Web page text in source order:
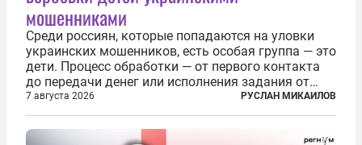
мошенниками
Среди россиян, которые попадаются на уловки
украинских мошенников, есть особая группа — это
дети. Процесс обработки — от первого контакта
до передачи денег или исполнения задания от
кураторов может занять от двух часов до
нескольких месяцев. Детей превращают в
послушных исполнителей, которые...
7 августа 2026 РУСЛАН МИКАИЛОВ